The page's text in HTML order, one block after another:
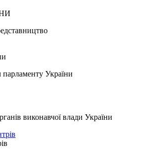
України
виконавчої влади України